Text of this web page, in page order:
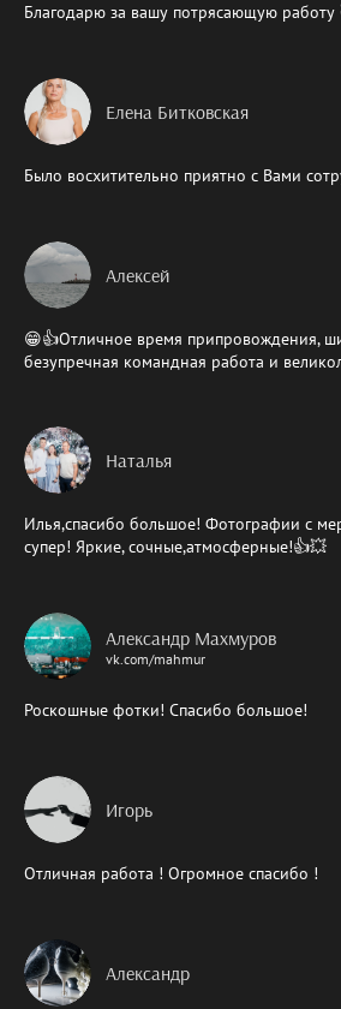
Благодарю за вашу потрясающую работу
Елена Битковская
Было восхитительно приятно с Вами
Алексей
😁👍Отличное время припровождения,
безупречная командная работа и
Наталья
Илья,спасибо большое! Фотографии с
супер! Яркие, сочные,атмосферные!👍💥
Александр Махмуров
vk.com/mahmur
Роскошные фотки! Спасибо большое!
Игорь
Отличная работа ! Огромное спасибо !
Александр